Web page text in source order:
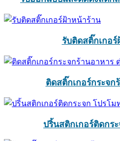
รับติดสติ๊กเกอ
ติดสติ๊กเกอร์กระจก
ปริ้นสติกเกอร์ติดกร